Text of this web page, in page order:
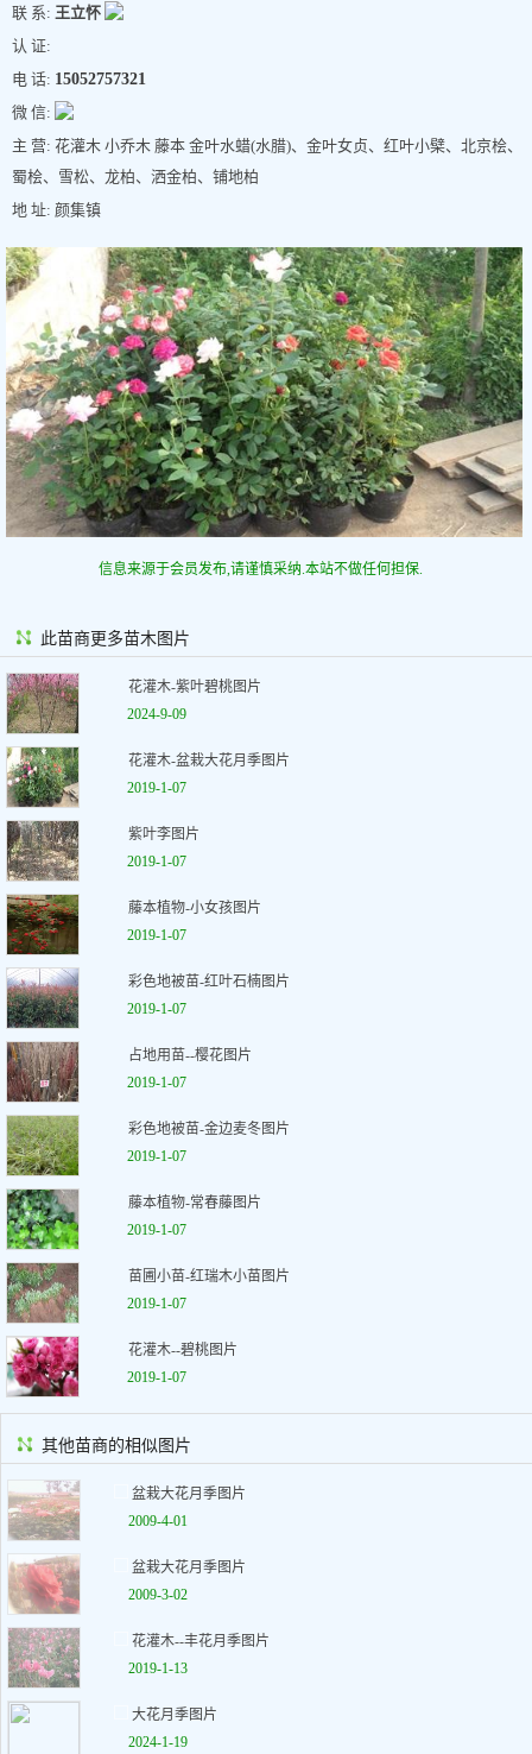
联 系: 王立怀
认 证:
电 话: 15052757321
微 信:
主 营: 花灌木 小乔木 藤本 金叶水蜡(水腊)、金叶女贞、红叶小檗、北京桧、
蜀桧、雪松、龙柏、洒金柏、铺地柏
地 址: 颜集镇
信息来源于会员发布,请谨慎采纳.本站不做任何担保.
此苗商更多苗木图片
花灌木-紫叶碧桃图片
2024-9-09
花灌木-盆栽大花月季图片
2019-1-07
紫叶李图片
2019-1-07
藤本植物-小女孩图片
2019-1-07
彩色地被苗-红叶石楠图片
2019-1-07
占地用苗--樱花图片
2019-1-07
彩色地被苗-金边麦冬图片
2019-1-07
藤本植物-常春藤图片
2019-1-07
苗圃小苗-红瑞木小苗图片
2019-1-07
花灌木--碧桃图片
2019-1-07
其他苗商的相似图片
盆栽大花月季图片
2009-4-01
盆栽大花月季图片
2009-3-02
花灌木--丰花月季图片
2019-1-13
大花月季图片
2024-1-19